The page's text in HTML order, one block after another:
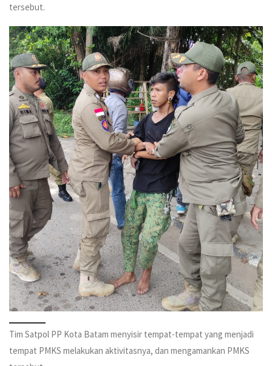
tersebut.
Tim Satpol PP Kota Batam menyisir tempat-tempat yang menjadi
tempat PMKS melakukan aktivitasnya, dan mengamankan PMKS